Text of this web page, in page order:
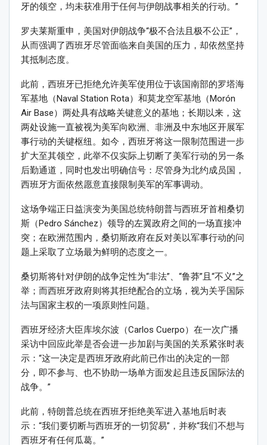
牙的领空，均未获准用于任何与伊朗战事相关的行动。”
罗夫莱斯重申，美国对伊朗战争“极不合法且极不公正”，
从而强调了西班牙尽管面临来自美国的压力，却依然坚持
其抵制态度。
此前，西班牙已拒绝允许美军使用位于该国南部的罗塔海
军基地（Naval Station Rota）和莫龙空军基地（Morón
Air Base）两处具有战略关键意义的基地；长期以来，这
两处设施一直被视为美军向欧洲、非洲及中东地区开展军
事行动的关键枢纽。如今，西班牙将这一限制范围进一步
扩大至其领空，此举不仅实际上切断了美军行动的另一条
后勤通道，同时也发出明确信号：尽管身为北约成员国，
西班牙方面依然愿意直接限制美军的军事调动。
这场争端正日益演变为美国总统特朗普与西班牙首相桑切
斯（Pedro Sánchez）领导的左翼政府之间的一场直接冲
突；在欧洲范围内，桑切斯政府在反对美以军事行动的问
题上采取了立场最为鲜明的态度之一。
桑切斯将针对伊朗的战争定性为“非法”、“鲁莽”且“不义”之
举；而西班牙政府则将其拒绝配合的立场，视为关乎国际
法与国家主权的一项原则性问题。
西班牙经济大臣库埃尔波（Carlos Cuerpo）在一次广播
采访中回应此举是否会进一步加剧与美国的关系紧张时表
示：“这一决定是西班牙政府此前已作出的决定的一部
分，即不参与、也不协助一场单方面发起且违反国际法的
战争。”
此前，特朗普总统在西班牙拒绝美军进入基地后时表
示：“我们要切断与西班牙的一切贸易”，并称“我们不想与
西班牙有任何瓜葛。”